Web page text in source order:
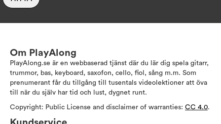
Om PlayAlong
PlayAlong.se är en webbaserad tjänst där du lär dig spela gitarr,
trummor, bas, keyboard, saxofon, cello, fiol, sång m.m. Som
prenumerant får du tillgång till tusentals videolektioner att öva
till när du själv har tid och lust, dygnet runt.
Copyright: Public License and disclaimer of warranties: CC 4.0.